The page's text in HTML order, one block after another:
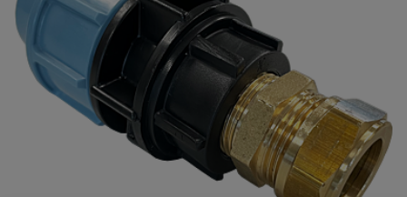
Naam
Samenvatting